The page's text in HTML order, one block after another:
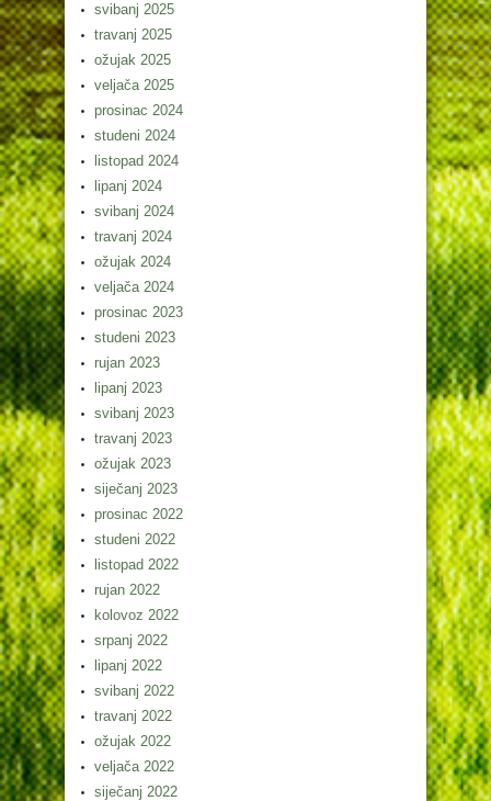
svibanj 2025
travanj 2025
ožujak 2025
veljača 2025
prosinac 2024
studeni 2024
listopad 2024
lipanj 2024
svibanj 2024
travanj 2024
ožujak 2024
veljača 2024
prosinac 2023
studeni 2023
rujan 2023
lipanj 2023
svibanj 2023
travanj 2023
ožujak 2023
siječanj 2023
prosinac 2022
studeni 2022
listopad 2022
rujan 2022
kolovoz 2022
srpanj 2022
lipanj 2022
svibanj 2022
travanj 2022
ožujak 2022
veljača 2022
siječanj 2022